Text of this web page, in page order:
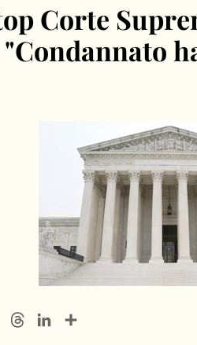
Corte
ThreadsLinkedIn